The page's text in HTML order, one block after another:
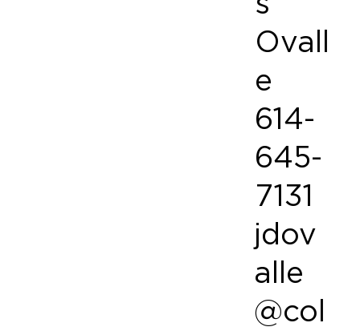
Ovall
e
614-
645-
7131
jdov
alle
@col